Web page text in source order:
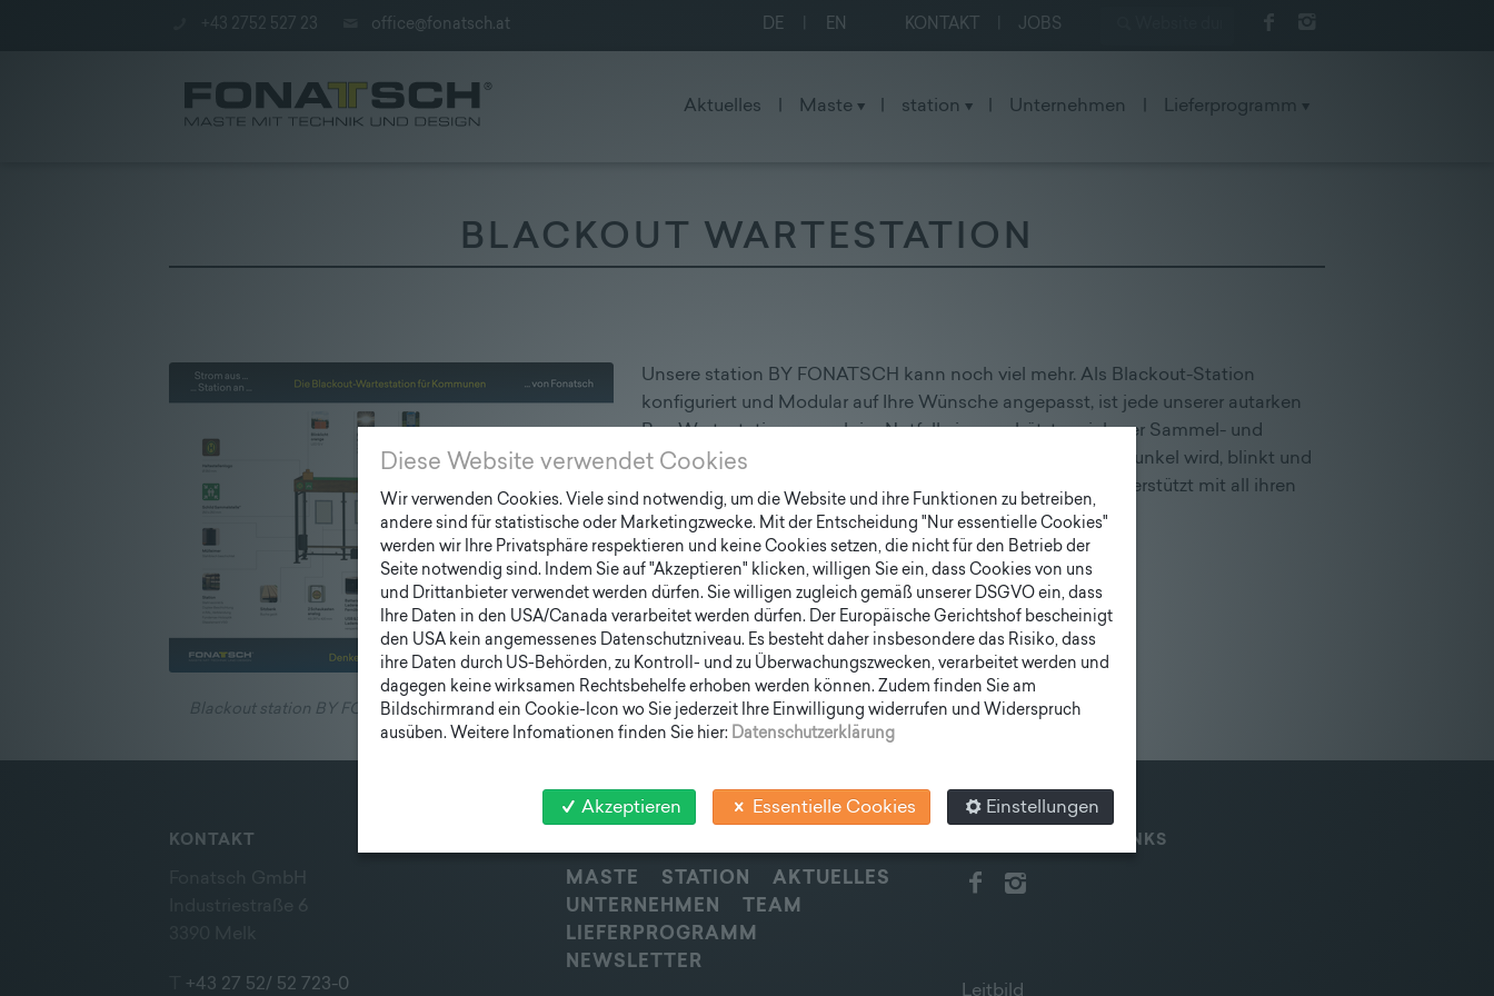
+43 2752 527 23 office@fonatsch.at KONTAKT JOBS
DE EN
Aktuelles Maste station Unternehmen Lieferprogramm
Aktuelles
Unternehmen
Lieferprogramm
BLACKOUT WARTESTATION
Blackout station BY FONATSCH
Unsere station BY FONATSCH kann noch viel mehr. Als Blackout-Station
konfiguriert und Modular auf Ihre Wünsche angepasst, ist jede unserer autarken
Bus-Wartestationen auch im Notfall ein geschützter, sicherer Sammel- und
Kommunikationsknotenpunkt. Denn wenn es unerwartet dunkel wird, blinkt und
leuchtet unsere Blackout Haltestelle. Sie informiert und unterstützt mit all ihren
Notfall-Versorgungsfunktionen.
Download(865 Kb)
KONTAKT
Fonatsch GmbH
Industriestraße 6
+43 27 52/ 52 723-0
MASTE STATION
AKTUELLES
UNTERNEHMEN
TEAM
LIEFERPROGRAMM
NEWSLETTER
SOCIAL MEDIA & LINKS
Leitbild
Diese Website verwendet Cookies
Wir verwenden Cookies. Viele sind notwendig, um die Website und ihre Funktionen zu betreiben,
andere sind für statistische oder Marketingzwecke. Mit der Entscheidung "Nur essentielle Cookies"
werden wir Ihre Privatsphäre respektieren und keine Cookies setzen, die nicht für den Betrieb der
Seite notwendig sind. Indem Sie auf "Akzeptieren" klicken, willigen Sie ein, dass Cookies von uns
und Drittanbieter verwendet werden dürfen. Sie willigen zugleich gemäß unserer DSGVO ein, dass
Ihre Daten in den USA/Canada verarbeitet werden dürfen. Der Europäische Gerichtshof bescheinigt
den USA kein angemessenes Datenschutzniveau. Es besteht daher insbesondere das Risiko, dass
ihre Daten durch US-Behörden, zu Kontroll- und zu Überwachungszwecken, verarbeitet werden und
dagegen keine wirksamen Rechtsbehelfe erhoben werden können. Zudem finden Sie am
Bildschirmrand ein Cookie-Icon wo Sie jederzeit Ihre Einwilligung widerrufen und Widerspruch
ausüben. Weitere Infomationen finden Sie hier: Datenschutzerklärung
Akzeptieren Essentielle Cookies Einstellungen